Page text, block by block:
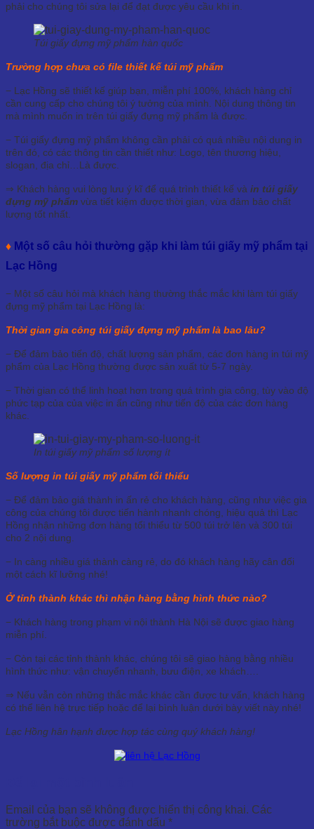
phải cho chúng tôi sửa lại để đạt được yêu cầu khi in.
Túi giấy đựng mỹ phẩm hàn quốc
Trường hợp chưa có file thiết kế túi mỹ phẩm
− Lạc Hồng sẽ thiết kế giúp bạn, miễn phí 100%, khách hàng chỉ
cần cung cấp cho chúng tôi ý tưởng của mình. Nội dung thông tin
mà mình muốn in trên túi giấy đựng mỹ phẩm là được.
− Túi giấy đựng mỹ phẩm không cần phải có quá nhiều nội dung in
trên đó, có các thông tin cần thiết như: Logo, tên thương hiệu,
slogan, địa chỉ…Là được.
⇒ Khách hàng vui lòng lưu ý kĩ để quá trình thiết kế và in túi giấy
đựng mỹ phẩm vừa tiết kiệm được thời gian, vừa đảm bảo chất
lượng tốt nhất.
♦ Một số câu hỏi thường gặp khi làm túi giấy mỹ phẩm tại
Lạc Hồng
− Một số câu hỏi mà khách hàng thường thắc mắc khi làm túi giấy
đựng mỹ phẩm tại Lạc Hồng là:
Thời gian gia công túi giấy đựng mỹ phẩm là bao lâu?
− Để đảm bảo tiến độ, chất lượng sản phẩm, các đơn hàng in túi mỹ
phẩm của Lạc Hồng thường được sản xuất từ 5-7 ngày.
− Thời gian có thể linh hoạt hơn trong quá trình gia công, tùy vào độ
phức tạp của của việc in ấn cũng như tiến độ của các đơn hàng
khác.
In túi giấy mỹ phẩm số lượng ít
Số lượng in túi giấy mỹ phẩm tối thiểu
− Để đảm bảo giá thành in ấn rẻ cho khách hàng, cũng như việc gia
công của chúng tôi được tiến hành nhanh chóng, hiệu quả thì Lạc
Hồng nhận những đơn hàng tối thiểu từ 500 túi trở lên và 300 túi
cho 2 nội dung.
− In càng nhiều giá thành càng rẻ, do đó khách hàng hãy cân đối
một cách kĩ lưỡng nhé!
Ở tỉnh thành khác thì nhận hàng bằng hình thức nào?
− Khách hàng trong phạm vi nội thành Hà Nội sẽ được giao hàng
miễn phí.
− Còn tại các tỉnh thành khác, chúng tôi sẽ giao hàng bằng nhiều
hình thức như: vận chuyển nhanh, bưu điện, xe khách….
⇒ Nếu vẫn còn những thắc mắc khác cần được tư vấn, khách hàng
có thể liên hệ trực tiếp hoặc để lại bình luận dưới bày viết này nhé!
Lạc Hồng hân hạnh được hợp tác cùng quý khách hàng!
Email của bạn sẽ không được hiển thị công khai. Các
trường bắt buộc được đánh dấu *